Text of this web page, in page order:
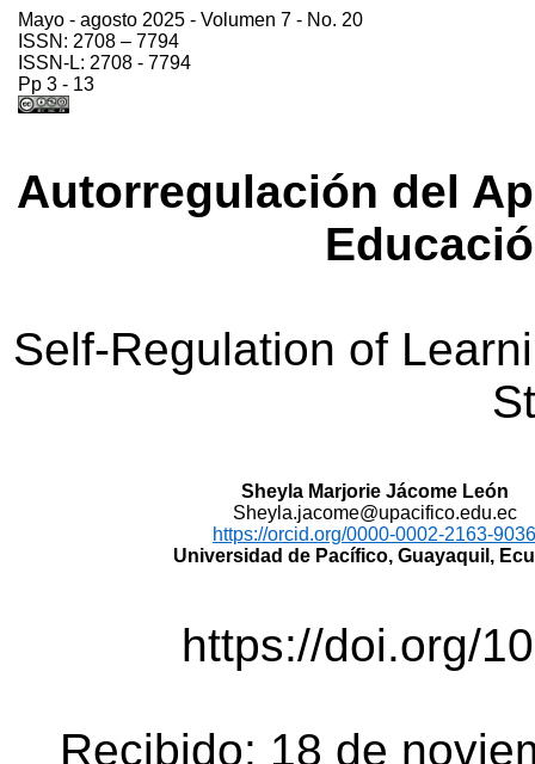
Mayo - agosto 2025 - Volumen 7 - No. 20
ISSN: 2708 – 7794
ISSN-L: 2708 - 7794
Pp 3 - 13
Autorregulación del
Self-Regulation of
SheylaMarjorie Jácome León
Sheyla.jacome@upacifico.edu.ec
https://orcid.org/0000-0002-2163-9036
Universidad de Pacífico, Guayaquil,
https://doi.org/
Recibido: 18 de